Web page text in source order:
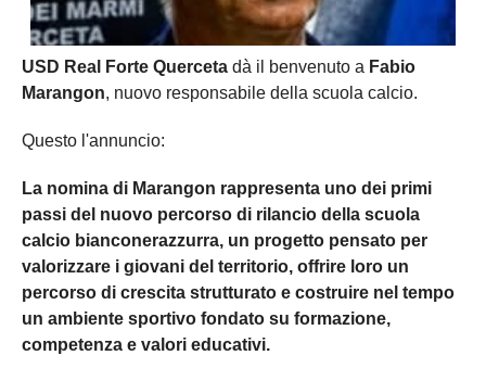
USD Real Forte Querceta dà il benvenuto a Fabio
Marangon, nuovo responsabile della scuola calcio.
Questo l'annuncio:
La nomina di Marangon rappresenta uno dei primi
passi del nuovo percorso di rilancio della scuola
calcio bianconerazzurra, un progetto pensato per
valorizzare i giovani del territorio, offrire loro un
percorso di crescita strutturato e costruire nel tempo
un ambiente sportivo fondato su formazione,
competenza e valori educativi.